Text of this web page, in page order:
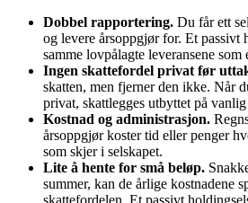
Dobbel rapportering. Du får ett
og levere årsoppgjør for. Et passivt
samme lovpålagte leveransene
Ingen skattefordel privat før
skatten, men fjerner den ikke. Når
privat, skattlegges utbyttet på vanlig
Kostnad og administrasjon.
årsoppgjør koster tid eller penger
som skjer i selskapet.
Lite å hente for små beløp.
summer, kan de årlige kostnadene
skattefordelen. Et passivt